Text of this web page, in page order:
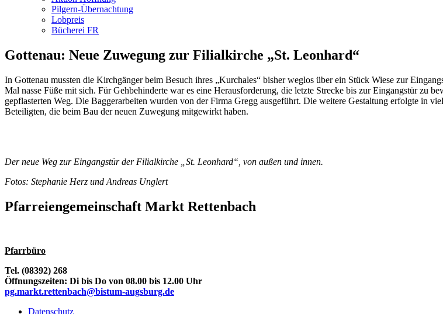
Pilgern-Übernachtung
Lobpreis
Bücherei FR
Gottenau: Neue Zuwegung zur Filialkirche „St. Leonhard“
In Gottenau mussten die Kirchgänger beim Besuch ihres „Kurchales“ bisher weglos über ein Stück Wiese zur
Mal nasse Füße mit sich. Für Gehbehinderte war es eine Herausforderung, die letzte Strecke bis zur Eingangstür zu
gepflasterten Weg. Die Baggerarbeiten wurden von der Firma Gregg ausgeführt. Die weitere Gestaltung erfolgte in
Beteiligten, die beim Bau der neuen Zuwegung mitgewirkt haben.
Der neue Weg zur Eingangstür der Filialkirche „St. Leonhard“, von außen und innen.
Fotos: Stephanie Herz und Andreas Unglert
Pfarreiengemeinschaft Markt Rettenbach
Pfarrbüro
Tel. (08392) 268
Öffnungszeiten: Di bis Do von 08.00 bis 12.00 Uhr
pg.markt.rettenbach@bistum-augsburg.de
Datenschutz